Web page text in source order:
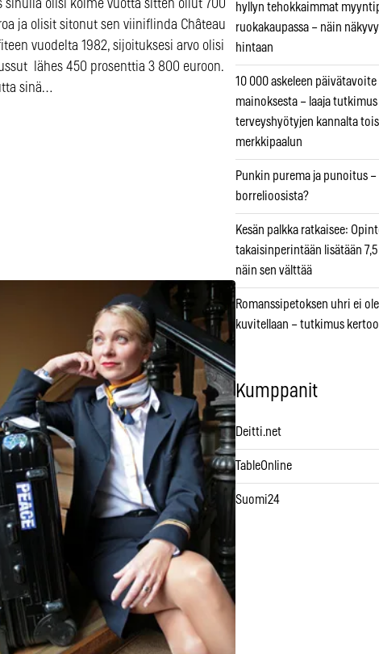
sinulla olisi kolme vuotta sitten ollut 700
ja olisit sitonut sen viiniflinda Château
vuodelta 1982, sijoituksesi arvo olisi
lähes 450 prosenttia 3 800 euroon.
sinä…
hyllyn tehokkaimmat
ruokakaupassa – näin
hintaan
10 000 askeleen
mainoksesta – laaja
terveyshyötyjen kannalta
merkkipaalun
Punkin purema ja punoitus
borrelioosista?
Kesän palkka ratkaisee:
takaisinperintään lisätään
näin sen välttää
Romanssipetoksen uhri ei
kuvitellaan – tutkimus
Kumppanit
Deitti.net
TableOnline
Suomi24